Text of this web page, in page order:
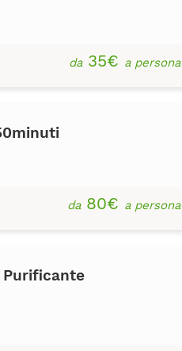
da35€ a persona
da80€ a persona
Purificante